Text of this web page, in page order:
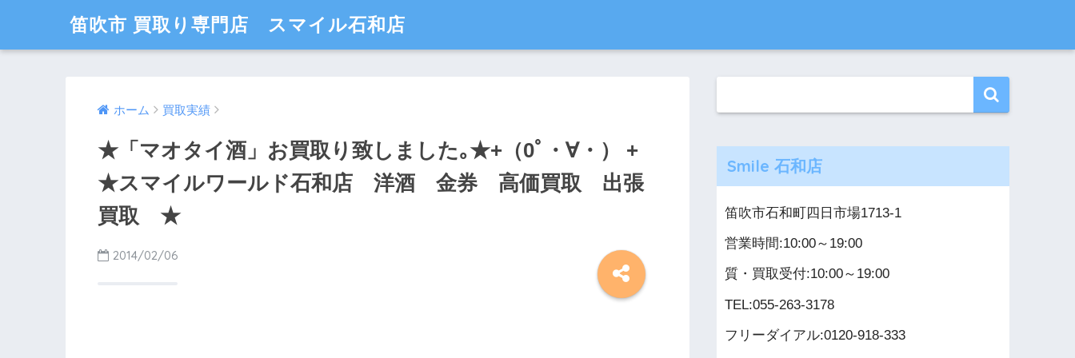
笛吹市 買取り専門店 スマイル石和店
ホーム 買取実績
★「マオタイ酒」お買取り致しました｡★+（0ﾟ・∀・） +
★スマイルワールド石和店 洋酒 金券 高価買取 出張
買取 ★
2014/02/06
Smile 石和店
笛吹市石和町四日市場1713-1
営業時間:10:00～19:00
質・買取受付:10:00～19:00
TEL:055-263-3178
フリーダイアル:0120-918-333